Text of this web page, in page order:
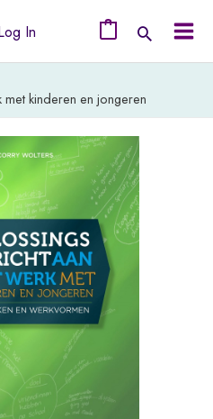
In
kinderen en jongeren